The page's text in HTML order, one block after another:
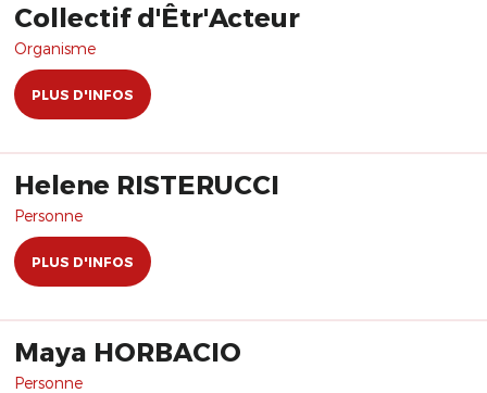
Collectif d'Êtr'Acteur
Organisme
PLUS D'INFOS
Helene RISTERUCCI
Personne
PLUS D'INFOS
Maya HORBACIO
Personne